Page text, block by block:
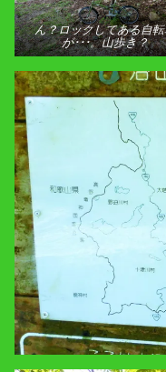
ん？ロックしてある自
が･･･。山歩き？